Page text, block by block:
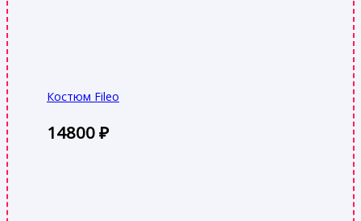
Костюм Fileo
14800₽